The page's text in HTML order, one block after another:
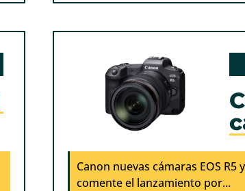
Canon nuevas cámaras EOS R5
comente el lanzamiento por...